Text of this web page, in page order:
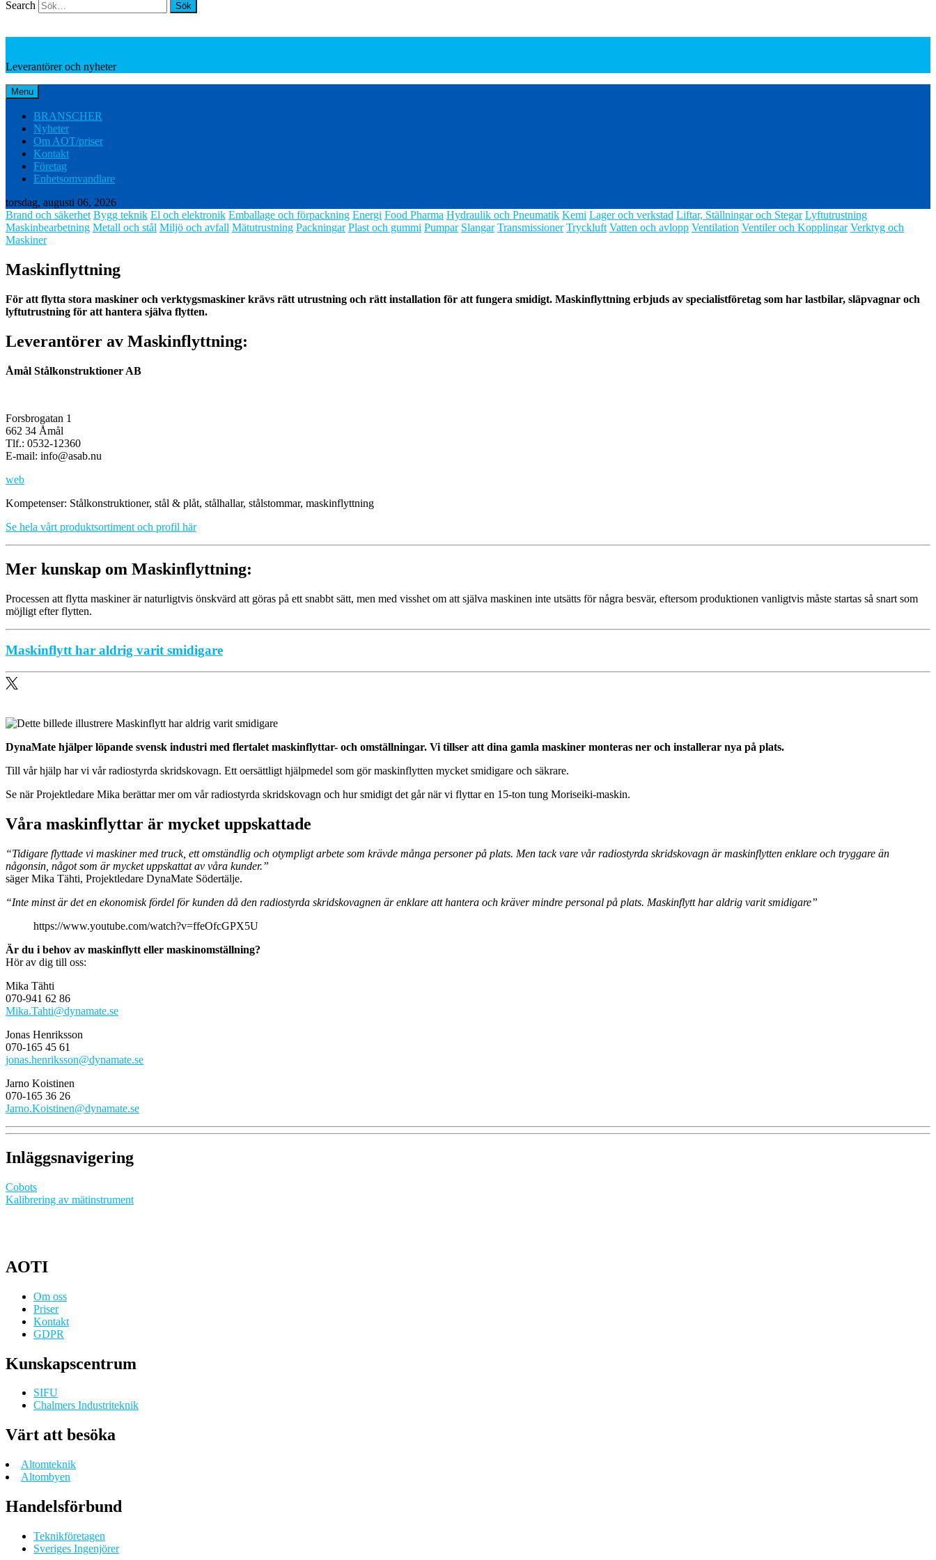
Search
Leverantörer och nyheter
Menu
BRANSCHER
Nyheter
Om AOT/priser
Kontakt
Företag
Enhetsomvandlare
torsdag, augusti 06, 2026
Brand och säkerhet Bygg teknik El och elektronik Emballage och förpackning Energi Food Pharma Hydraulik och Pneumatik Kemi Lager och verkstad Liftar, Ställningar och Stegar Lyftutrustning
Maskinbearbetning Metall och stål Miljö och avfall Mätutrustning Packningar Plast och gummi Pumpar Slangar Transmissioner Tryckluft Vatten och avlopp Ventilation Ventiler och Kopplingar Verktyg och
Maskiner
Maskinflyttning
För att flytta stora maskiner och verktygsmaskiner krävs rätt utrustning och rätt installation för att fungera smidigt. Maskinflyttning erbjuds av specialistföretag som har lastbilar, släpvagnar och
lyftutrustning för att hantera själva flytten.
Leverantörer av Maskinflyttning:
Åmål Stålkonstruktioner AB
Forsbrogatan 1
662 34 Åmål
Tlf.: 0532-12360
E-mail: info@asab.nu
web
Kompetenser: Stålkonstruktioner, stål & plåt, stålhallar, stålstommar, maskinflyttning
Se hela vårt produktsortiment och profil här
Mer kunskap om Maskinflyttning:
Processen att flytta maskiner är naturligtvis önskvärd att göras på ett snabbt sätt, men med visshet om att själva maskinen inte utsätts för några besvär, eftersom produktionen vanligtvis måste startas så snart som
möjligt efter flytten.
Maskinflytt har aldrig varit smidigare
DynaMate hjälper löpande svensk industri med flertalet maskinflyttar- och omställningar. Vi tillser att dina gamla maskiner monteras ner och installerar nya på plats.
Till vår hjälp har vi vår radiostyrda skridskovagn. Ett oersättligt hjälpmedel som gör maskinflytten mycket smidigare och säkrare.
Se när Projektledare Mika berättar mer om vår radiostyrda skridskovagn och hur smidigt det går när vi flyttar en 15-ton tung Moriseiki-maskin.
Våra maskinflyttar är mycket uppskattade
“Tidigare flyttade vi maskiner med truck, ett omständlig och otympligt arbete som krävde många personer på plats. Men tack vare vår radiostyrda skridskovagn är maskinflytten enklare och tryggare än
någonsin, något som är mycket uppskattat av våra kunder.”
säger Mika Tähti, Projektledare DynaMate Södertälje.
“Inte minst är det en ekonomisk fördel för kunden då den radiostyrda skridskovagnen är enklare att hantera och kräver mindre personal på plats. Maskinflytt har aldrig varit smidigare”
https://www.youtube.com/watch?v=ffeOfcGPX5U
Är du i behov av maskinflytt eller maskinomställning?
Hör av dig till oss:
Mika Tähti
070-941 62 86
Mika.Tahti@dynamate.se
Jonas Henriksson
070-165 45 61
jonas.henriksson@dynamate.se
Jarno Koistinen
070-165 36 26
Jarno.Koistinen@dynamate.se
Inläggsnavigering
Cobots
Kalibrering av mätinstrument
AOTI
Om oss
Priser
Kontakt
GDPR
Kunskapscentrum
SIFU
Chalmers Industriteknik
Värt att besöka
Altomteknik
Altombyen
Handelsförbund
Teknikföretagen
Sveriges Ingenjörer